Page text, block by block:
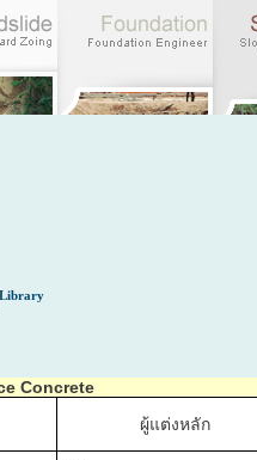
Concrete
ผู้แต่งหลัก